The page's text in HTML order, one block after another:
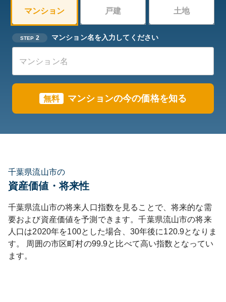
マンション 戸建 土地
STEP 2 マンション名を入力してください
無料 マンションの今の価格を知る
千葉県流山市の
資産価値・将来性
千葉県流山市の将来人口指数を見ることで、将来的な需
要および資産価値を予測できます。千葉県流山市の将来
人口は2020年を100とした場合、30年後に120.9となりま
す。
周囲の市区町村の99.9と比べて高い指数となってい
ます。